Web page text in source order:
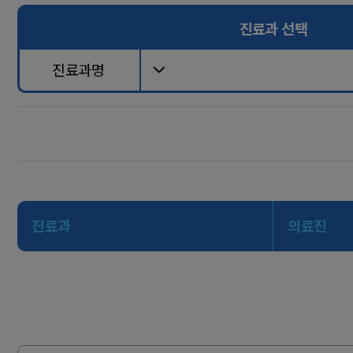
진료과 선택
진료과명
진료과 의료진